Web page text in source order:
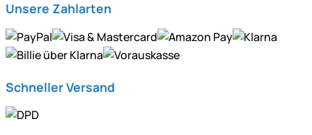
Unsere Zahlarten
Schneller Versand